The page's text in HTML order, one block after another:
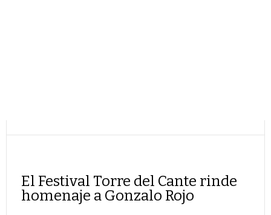
El Festival Torre del Cante rinde
homenaje a Gonzalo Rojo